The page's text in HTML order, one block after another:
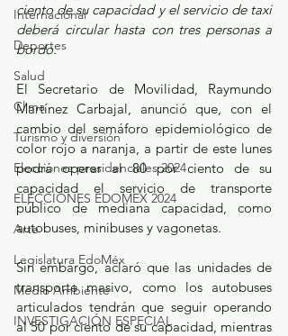
Internacional
Deportes
Salud
Clima
Turismo y diversión
Elecciones presidenciales 2024
ELECCIONES EDOMEX 2024
Arte
Legislatura EdoMéx
Medio Ambiente
INVESTIGACIÓN ESPECIAL
ciento de su capacidad y el servicio de taxi
deberá circular hasta con tres personas a
bordo.
El Secretario de Movilidad, Raymundo
Martínez Carbajal, anunció que, con el
cambio del semáforo epidemiológico de
color rojo a naranja, a partir de este lunes
podrá operar al 80 por ciento de su
capacidad el servicio de transporte
público de mediana capacidad, como
autobuses, minibuses y vagonetas.
Sin embargo, aclaró que las unidades de
transporte masivo, como los autobuses
articulados tendrán que seguir operando
al 50 por ciento de su capacidad, mientras